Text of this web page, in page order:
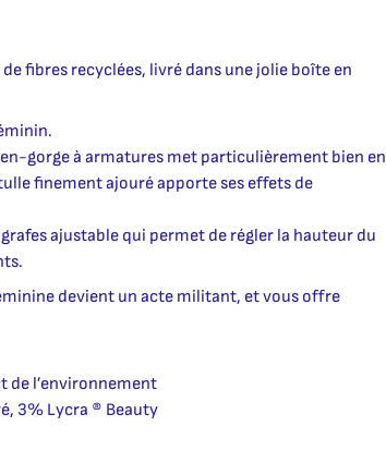
fibres recyclées, livré dans une jolie boîte en
gorge à armatures met particulièrement bien en
finement ajouré apporte ses effets de
ajustable qui permet de régler la hauteur du
devient un acte militant, et vous offre
de l’environnement
3% Lycra ® Beauty